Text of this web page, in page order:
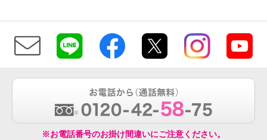
※お電話番号のお掛け間違いにご注意ください。